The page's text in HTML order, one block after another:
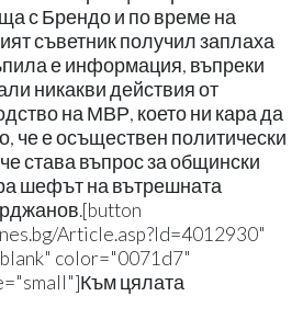
с Брендо и по време на
съветник получил заплаха
е информация, въпреки
никакви действия от
на МВР, което ни кара да
че е осъществен политически
става въпрос за общински
шефът на вътрешната
Article.asp?Id=4012930"
color="0071d7"
цялата